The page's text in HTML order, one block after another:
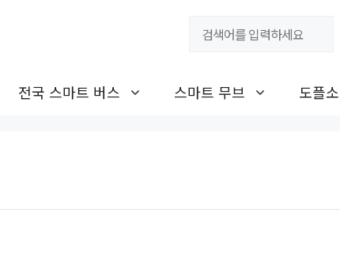
전국 스마트 버스 스마트 무브 도플